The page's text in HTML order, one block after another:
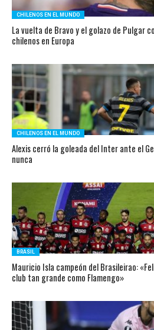
CHILENOS EN EL MUNDO
La vuelta de Bravo y el golazo de Pulgar
chilenos en Europa
CHILENOS EN EL MUNDO
Alexis cerró la goleada del Inter ante el
nunca
BRASIL
Mauricio Isla campeón del Brasileirao:
club tan grande como Flamengo»